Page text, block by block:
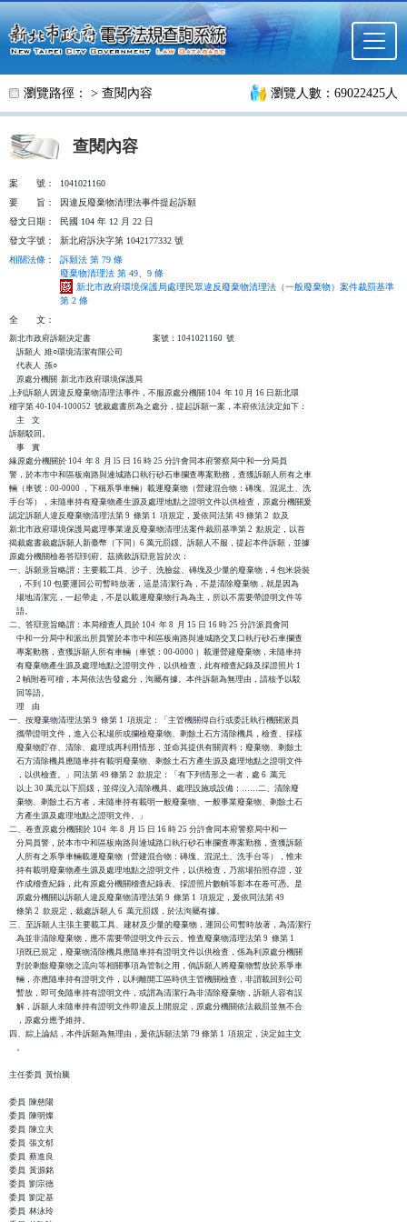
跳至主要內容
瀏覽路徑： > 查閱內容 瀏覽人數：69022425人
查閱內容
案 號：
1041021160
要
旨：
因違反廢棄物清理法事件提起訴願
發文日期：
民國 104 年 12 月 22 日
發文字號：
新北府訴決字第 1042177332 號
相關法條 ：
訴願法 第 79 條
廢棄物清理法 第 49、9 條
新北市政府環境保護局處理民眾違反廢棄物清理法（一般廢棄物）案件裁罰基準
第 2 條
全
文：
新北市政府訴願決定書                                  案號：1041021160  號
    訴願人  維○環境清潔有限公司
    代表人  孫○
    原處分機關  新北市政府環境保護局
上列訴願人因違反廢棄物清理法事件，不服原處分機關 104  年 10 月 16 日新北環
稽字第 40-104-100052  號裁處書所為之處分，提起訴願一案，本府依法決定如下：
    主    文
訴願駁回。
    事    實
緣原處分機關於 104  年 8  月 l5 日 16 時 25 分許會同本府警察局中和一分局員
警，於本市中和區板南路與連城路口執行砂石車攔查專案勤務，查獲訴願人所有之車
輛（車號：00-0000 ，下稱系爭車輛）載運廢棄物（營建混合物：磚塊、混泥土、洗
手台等），未隨車持有廢棄物產生源及處理地點之證明文件以供檢查，原處分機關爰
認定訴願人違反廢棄物清理法第 9  條第 1  項規定，爰依同法第 49 條第 2  款及
新北市政府環境保護局處理事業違反廢棄物清理法案件裁罰基準第 2  點規定，以首
揭裁處書裁處訴願人新臺幣（下同）6 萬元罰鍰。訴願人不服，提起本件訴願，並據
原處分機關檢卷答辯到府。茲摘敘訴辯意旨於次：
一、訴願意旨略謂：主要載工具、沙子、洗臉盆、磚塊及少量的廢棄物，4 包米袋裝
    ，不到 10 包要運回公司暫時放著，這是清潔行為，不是清除廢棄物，就是因為
    場地清潔完，一起帶走，不是以載運廢棄物行為為主，所以不需要帶證明文件等
    語。
二、答辯意旨略謂：本局稽查人員於 104  年 8  月 15 日 16 時 25 分許派員會同
    中和一分局中和派出所員警於本市中和區板南路與連城路交叉口執行砂石車攔查
    專案動務，查獲訴願人所有車輛（車號：00-0000 ）載運營建廢棄物，未隨車持
    有廢棄物產生源及處理地點之證明文件，以供檢查，此有稽查紀錄及採證照片 1
    2 幀附卷可稽，本局依法告發處分，洵屬有據。本件訴願為無理由，請核予以駁
    回等語。
    理    由
一、按廢棄物清理法第 9  條第 1  項規定：「主管機關得自行或委託執行機關派員
    攜帶證明文件，進入公私場所或攔檢廢棄物、剩餘土石方清除機具，檢查、採樣
    廢棄物貯存、清除、處理或再利用情形，並命其提供有關資料；廢棄物、剩餘土
    石方清除機具應隨車持有載明廢棄物、剩餘土石方產生源及處理地點之證明文件
    ，以供檢查。」同法第 49 條第 2  款規定：「有下列情形之一者，處 6  萬元
    以上 30 萬元以下罰鍰，並得沒入清除機具、處理設施或設備：……二、清除廢
    棄物、剩餘土石方者，未隨車持有載明一般廢棄物、一般事業廢棄物、剩餘土石
    方產生源及處理地點之證明文件。」
二、卷查原處分機關於 104  年 8  月 l5 日 16 時 25 分許會同本府警察局中和一
    分局員警，於本市中和區板南路與連城路口執行砂石車攔查專案勤務，查獲訴願
    人所有之系爭車輛載運廢棄物（營建混合物：磚塊、混泥土、洗手台等），惟未
    持有載明廢棄物產生源及處理地點之證明文件，以供檢查，乃當場拍照存證，並
    作成稽查紀錄，此有原處分機關稽查紀錄表、採證照片數幀等影本在卷可憑。是
    原處分機關以訴願人違反廢棄物清理法第 9  條第 1  項規定，爰依同法第 49
    條第 2  款規定，裁處訴願人 6  萬元罰鍰，於法洵屬有據。
三、至訴願人主張主要載工具、建材及少量的廢棄物，運回公司暫時放著，為清潔行
    為並非清除廢棄物，應不需要帶證明文件云云。惟查廢棄物清理法第 9  條第 1
    項既已規定，廢棄物清除機具應隨車持有證明文件以供檢查，係為利原處分機關
    對於剩餘廢棄物之流向等相關事項為管制之用，倘訴願人將廢棄物暫放於系爭車
    輛，亦應隨車持有證明文件，以利離開工區時供主管機關檢查，非謂載回到公司
    暫放，即可免隨車持有證明文件，或謂為清潔行為非清除廢棄物，訴願人容有誤
    解，訴願人未隨車持有證明文件即違反上開規定，原處分機關依法裁罰並無不合
    ，原處分應予維持。
四、綜上論結，本件訴願為無理由，爰依訴願法第 79 條第 1  項規定，決定如主文
    。
主任委員  黃怡騰
委員  陳慈陽
委員  陳明燦
委員  陳立夫
委員  張文郁
委員  蔡進良
委員  黃源銘
委員  劉宗德
委員  劉定基
委員  林泳玲